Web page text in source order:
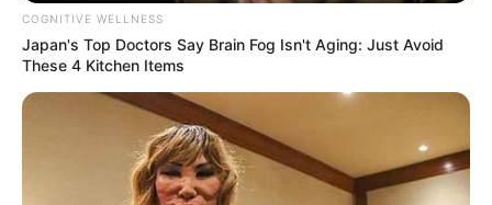
COGNITIVE WELLNESS
Japan's Top Doctors Say Bra​in Fo​g Isn't Aging: Just Avoid
These 4 Kitchen Items